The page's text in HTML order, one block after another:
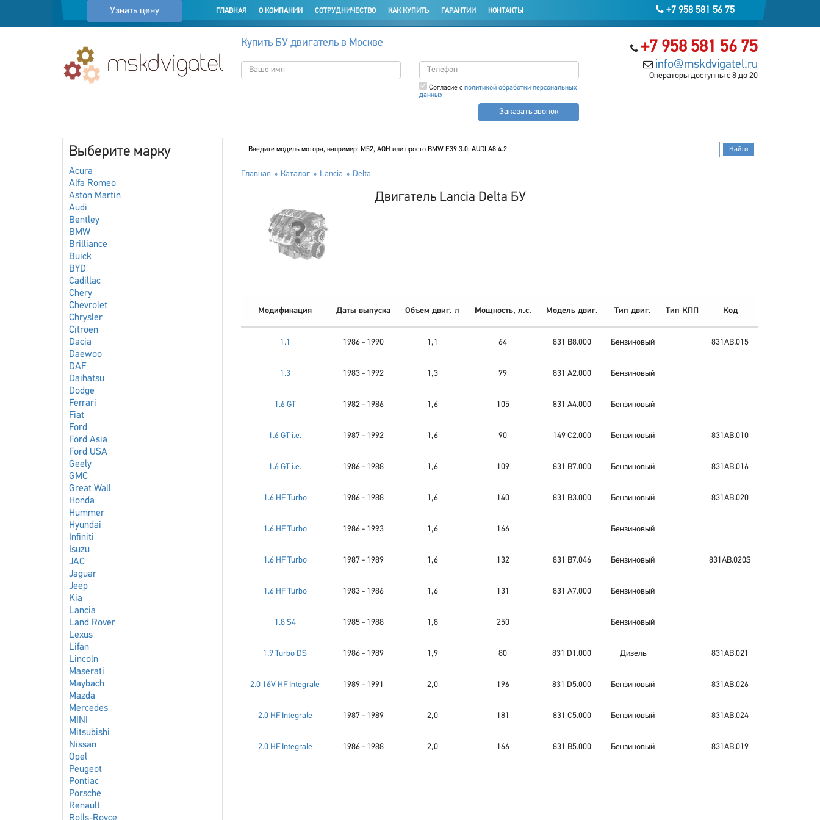
Узнать цену +7 958 581 56 75
ГЛАВНАЯ О КОМПАНИИ СОТРУДНИЧЕСТВО КАК КУПИТЬ ГАРАНТИИ КОНТАКТЫ
+7 958 581 56 75
info@mskdvigatel.ru
Операторы доступны с 8 до 20
Купить БУ двигатель в Москве
Согласие с политикой обработки персональных
данных
Заказать звонок
Выберите марку
Acura
Alfa Romeo
Aston Martin
Audi
Bentley
BMW
Brilliance
Buick
BYD
Cadillac
Chery
Chevrolet
Chrysler
Citroen
Dacia
Daewoo
DAF
Daihatsu
Dodge
Ferrari
Fiat
Ford
Ford Asia
Ford USA
Geely
GMC
Great Wall
Honda
Hummer
Hyundai
Infiniti
Isuzu
JAC
Jaguar
Jeep
Kia
Lancia
Land Rover
Lexus
Lifan
Lincoln
Maserati
Maybach
Mazda
Mercedes
MINI
Mitsubishi
Nissan
Opel
Peugeot
Pontiac
Porsche
Renault
Главная Каталог Lancia Delta
Двигатель Lancia Delta БУ
Модификация Даты выпуска Объем двиг. л Мощность, л.с. Модель двиг. Тип двиг. Тип КПП Код
1.1 1986 - 1990 1,1 64 831 B8.000 Бензиновый 831AB.015
1.3 1983 - 1992 1,3 79 831 A2.000 Бензиновый
1.6 GT 1982 - 1986 1,6 105 831 A4.000 Бензиновый
1.6 GT i.e. 1987 - 1992 1,6 90 149 C2.000 Бензиновый 831AB.010
1.6 GT i.e. 1986 - 1988 1,6 109 831 B7.000 Бензиновый 831AB.016
1.6 HF Turbo 1986 - 1988 1,6 140 831 B3.000 Бензиновый 831AB.020
1.6 HF Turbo 1986 - 1993 1,6 166 Бензиновый
1.6 HF Turbo 1987 - 1989 1,6 132 831 B7.046 Бензиновый 831AB.020S
1.6 HF Turbo 1983 - 1986 1,6 131 831 A7.000 Бензиновый
1.8 S4 1985 - 1988 1,8 250 Бензиновый
1.9 Turbo DS 1986 - 1989 1,9 80 831 D1.000 Дизель 831AB.021
2.0 16V HF Integrale 1989 - 1991 2,0 196 831 D5.000 Бензиновый 831AB.026
2.0 HF Integrale 1987 - 1989 2,0 181 831 C5.000 Бензиновый 831AB.024
2.0 HF Integrale 1986 - 1988 2,0 166 831 B5.000 Бензиновый 831AB.019